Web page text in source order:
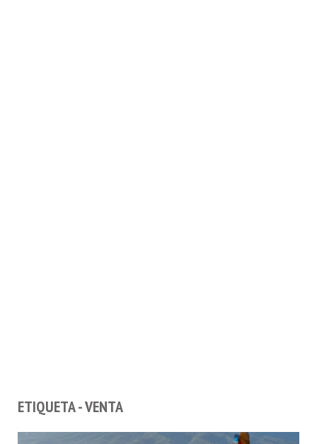
ETIQUETA - VENTA